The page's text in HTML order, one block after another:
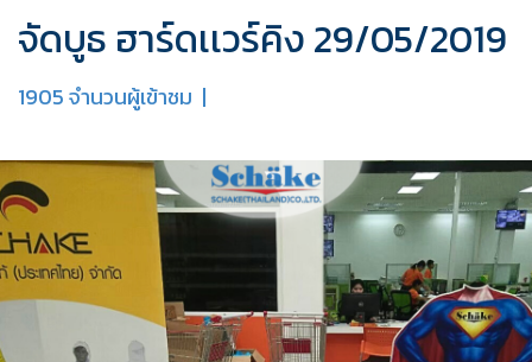
จัดบูธ ฮาร์ดเเวร์คิง 29/05/2019
1905 จำนวนผู้เข้าชม |